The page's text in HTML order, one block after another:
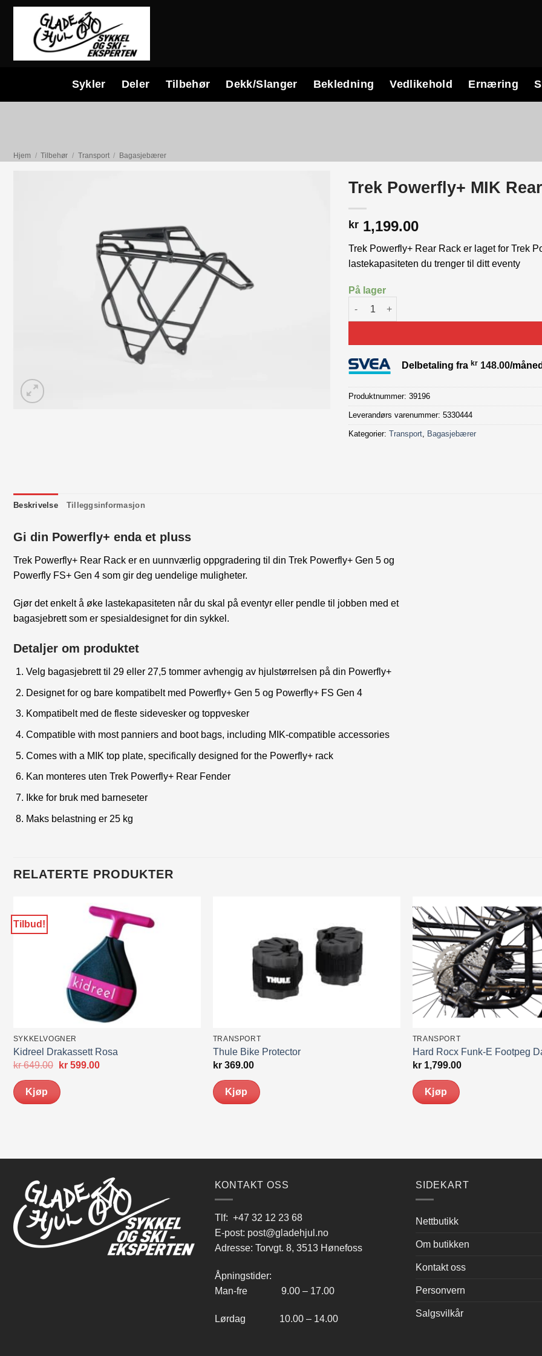
Skip
Sykler Deler Tilbehør Dekk/Slanger Bekledning Vedlikehold Ernæring
Hjem / Tilbehør / Transport / Bagasjebærer
Trek Powerfly+ MIK
kr 1,199.00
Trek Powerfly+ Rear Rack er laget for Trek
lastekapasiteten du trenger til ditt eventy
På lager
Trek Powerfly+ MIK Rear Rack antall
Delbetaling frakr 148.00/
Produktnummer:39196
Leverandørs varenummer: 5330444
Kategorier:Transport Bagasjebærer
Beskrivelse Tilleggsinformasjon
Gi din Powerfly+ enda et pluss
Trek Powerfly+ Rear Rack er en uunnværlig oppgradering til din Trek Powerfly+ Gen 5 og
Powerfly FS+ Gen 4 som gir deg uendelige muligheter.
Gjør det enkelt å øke lastekapasiteten når du skal på eventyr eller pendle til jobben med et
bagasjebrett som er spesialdesignet for din sykkel.
Detaljer om produktet
Velg bagasjebrett til 29 eller 27,5 tommer avhengig av hjulstørrelsen på din Powerfly+
Designet for og bare kompatibelt med Powerfly+ Gen 5 og Powerfly+ FS Gen 4
Kompatibelt med de fleste sidevesker og toppvesker
Compatible with most panniers and boot bags, including MIK-compatible accessories
Comes with a MIK top plate, specifically designed for the Powerfly+ rack
Kan monteres uten Trek Powerfly+ Rear Fender
Ikke for bruk med barneseter
Maks belastning er 25 kg
RELATERTE PRODUKTER
Tilbud!
SYKKELVOGNER
Kidreel Drakassett Rosa
kr649.00
Opprinnelig
var:
kr 649.00.
kr599.00Nåværende
Kjøp
TRANSPORT
Thule Bike Protector
kr369.00
Kjøp
TRANSPORT
Hard Rocx Funk-E Footpeg
kr1,799.00
Kjøp
KONTAKT OSS
Tlf: +47 32 12 23 68
E-post: post@gladehjul.no
Adresse: Torvgt. 8, 3513 Hønefoss
Åpningstider:
Man-fre 9.00 – 17.00
Lørdag 10.00 – 14.00
SIDEKART
Nettbutikk
Om butikken
Kontakt oss
Personvern
Salgsvilkår